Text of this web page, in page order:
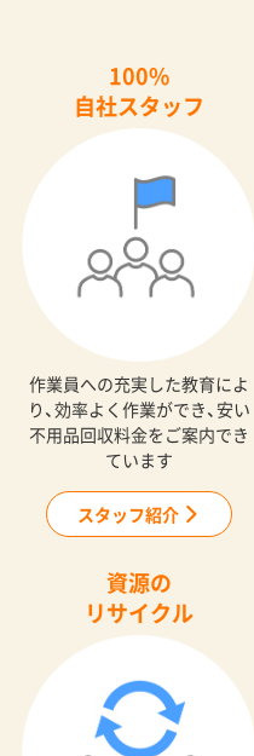
100%
自社スタッフ
作業員への充実した教育によ
り、効率よく作業ができ、安い
不用品回収料金をご案内でき
ています
スタッフ紹介
資源の
リサイクル